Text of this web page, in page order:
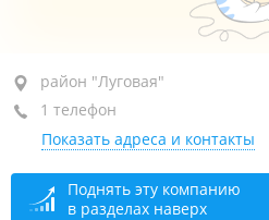
район "Луговая", ул. Луговая, 18
ТРК "Луговая", 1-й этаж, пав. 122
+7 914 705-95-17
сегодня закрыто
район "Луговая"
1 телефон
Показать адреса и контакты
Поднять эту компанию
в разделах наверх